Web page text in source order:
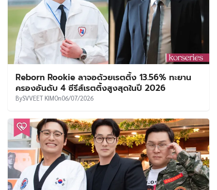
Reborn Rookie ลาจอด้วยเรตติ้ง 13.56% ทะยาน
ครองอันดับ 4 ซีรีส์เรตติ้งสูงสุดในปี 2026
BySVVEET KIMOn06/07/2026